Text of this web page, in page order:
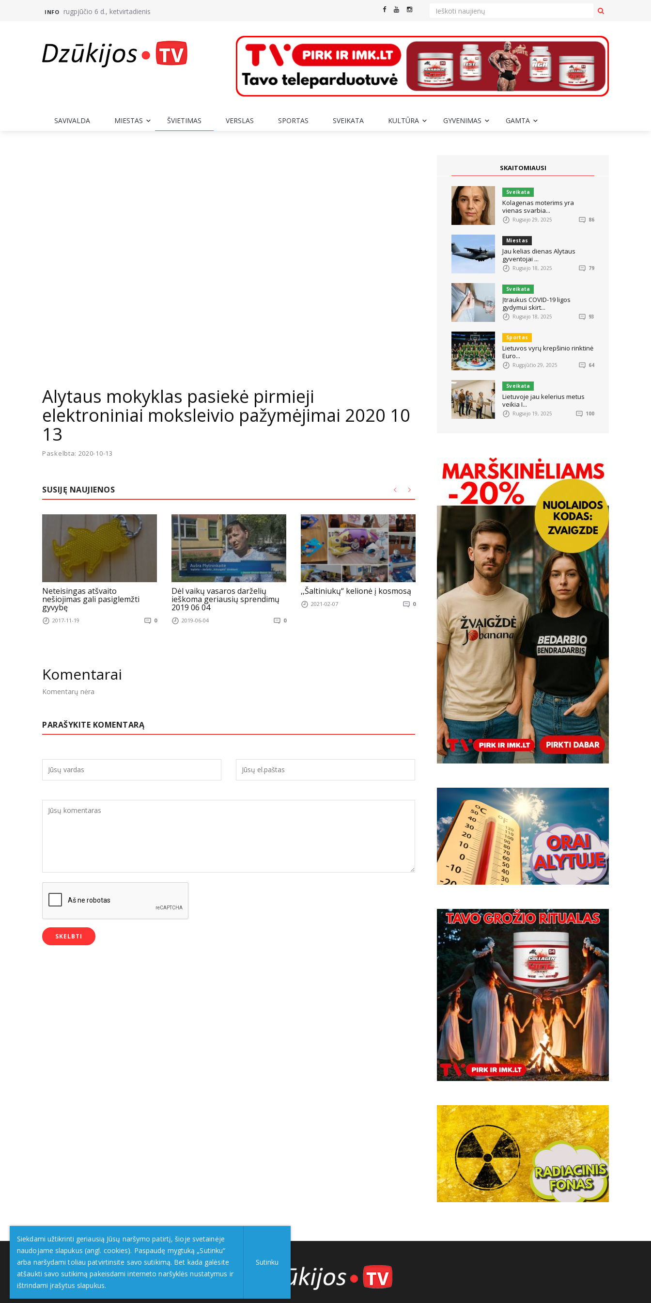
INFO rugpjūčio 6 d., ketvirtadienis
SAVIVALDA MIESTAS ŠVIETIMAS VERSLAS SPORTAS SVEIKATA KULTŪRA GYVENIMAS GAMTA
Alytaus mokyklas pasiekė pirmieji
elektroniniai moksleivio pažymėjimai 2020 10
13
Paskelbta: 2020-10-13
SUSIJĘ NAUJIENOS
Neteisingas atšvaito
nešiojimas gali pasiglemžti
gyvybę
2017-11-19 0
Dėl vaikų vasaros darželių
ieškoma geriausių sprendimų
2019 06 04
2019-06-04 0
,,Šaltiniukų“ kelionė į kosmosą
2021-02-07 0
„Sakalėlio“ ir „Drevinuko“
bendruomenės kategoriškai
nesutinka, kad numatoma
pertvarka paliestų šias ugdymo
įstaigas 2019 11 11
2019-11-11 0
Bibliotekos jaunieji
susitiko su Alytaus
vaiko teisių apsaugos
specialistais 2019 04 09
Komentarai
Komentarų nėra
PARAŠYKITE KOMENTARĄ
SKAITOMIAUSI
Sveikata
Kolagenas moterims yra
vienas svarbia...
Rugsėjo 29, 2025 86
Miestas
Jau kelias dienas Alytaus
gyventojai ...
Rugsėjo 18, 2025 79
Sveikata
Įtraukus COVID-19 ligos
gydymui skirt...
Rugsėjo 18, 2025 93
Sportas
Lietuvos vyrų krepšinio rinktinė
Euro...
Rugpjūčio 29, 2025 64
Sveikata
Lietuvoje jau kelerius metus
veikia I...
Rugsėjo 19, 2025 100
Siekdami užtikrinti geriausią Jūsų naršymo patirtį, šioje svetainėje
naudojame slapukus (angl. cookies). Paspaudę mygtuką „Sutinku“
arba naršydami toliau patvirtinsite savo sutikimą. Bet kada galėsite
atšaukti savo sutikimą pakeisdami interneto naršyklės nustatymus ir
ištrindami įrašytus slapukus.
Sutinku